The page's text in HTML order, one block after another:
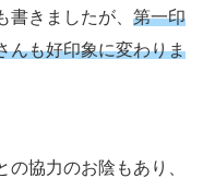
きましたが、 第一印
んも好印象に変わりま
協力のお陰もあり、